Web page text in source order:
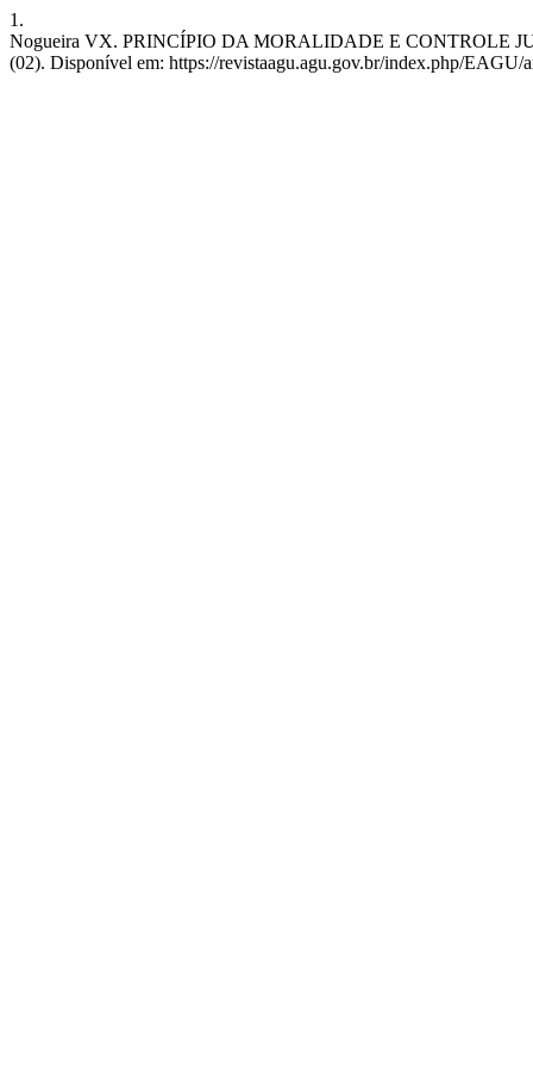
1.
Nogueira VX. PRINCÍPIO DA MORALIDADE E CONTROLE
(02). Disponível em: https://revistaagu.agu.gov.br/index.php/EAGU/